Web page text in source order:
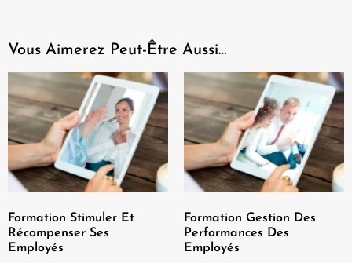
Vous Aimerez Peut-Être Aussi…
Formation Stimuler Et
Récompenser Ses
Employés
Formation Gestion Des
Performances Des
Employés